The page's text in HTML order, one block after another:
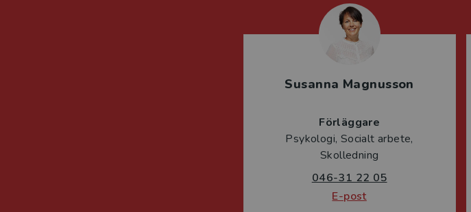
Susanna Magnusson
Förläggare
Psykologi, Socialt arbete,
Skolledning
046-31 22 05
E-post